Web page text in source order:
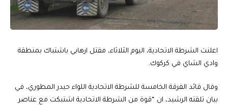
اعلنت الشرطة الاتحادية، اليوم الثلاثاء، مقتل ارهابي باشتباك بمنطقة
وادي الشاي في كركوك.
وقال قائد الفرقة الخامسة للشرطة الاتحادية اللواء حيدر المطوري، في
بيان تلقته الرشيد، ان “قوة من الشرطة الاتحادية اشتبكت مع عناصر